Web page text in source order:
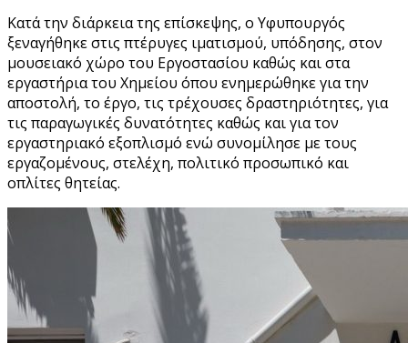
Κατά την διάρκεια της επίσκεψης, ο Υφυπουργός
ξεναγήθηκε στις πτέρυγες ιματισμού, υπόδησης, στον
μουσειακό χώρο του Εργοστασίου καθώς και στα
εργαστήρια του Χημείου όπου ενημερώθηκε για την
αποστολή, το έργο, τις τρέχουσες δραστηριότητες, για
τις παραγωγικές δυνατότητες καθώς και για τον
εργαστηριακό εξοπλισμό ενώ συνομίλησε με τους
εργαζομένους, στελέχη, πολιτικό προσωπικό και
οπλίτες θητείας.